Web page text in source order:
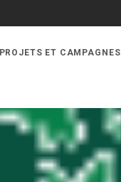
PROJETS ET CAMPAGNES